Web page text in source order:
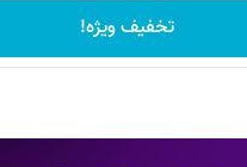
تخفیف ویژه!